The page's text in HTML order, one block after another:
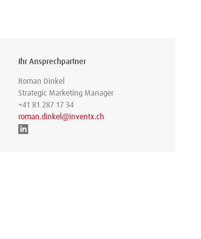
Ihr Ansprechpartner
Roman Dinkel
Strategic Marketing Manager
+41 81 287 17 34
roman.dinkel@inventx.ch